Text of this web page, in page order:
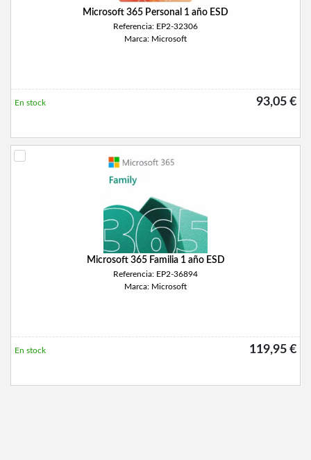
Microsoft 365 Personal 1 año ESD
Referencia: EP2-32306
Marca: Microsoft
93,05 €
En stock
Microsoft 365 Familia 1 año ESD
Referencia: EP2-36894
Marca: Microsoft
119,95 €
En stock